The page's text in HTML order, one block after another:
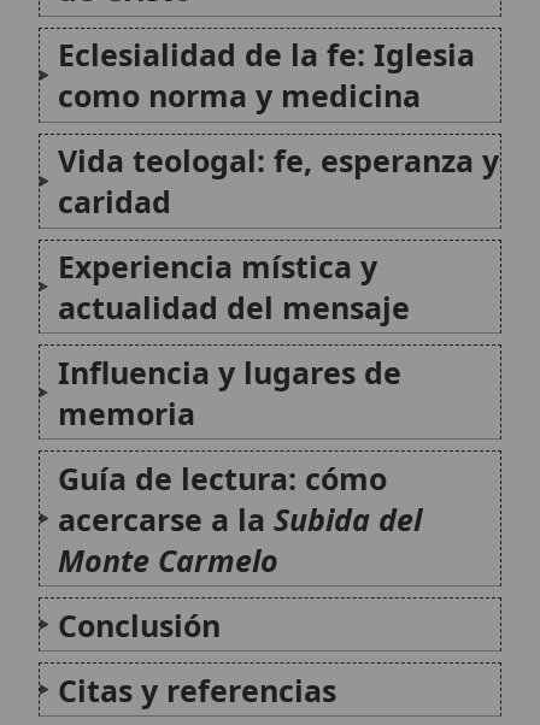
Guía de lectura: cómo
acercarse a laSubida del
Monte Carmelo
Conclusión
Citas y referencias
Modificado el 12 de mayo de 2026 • FideScore™ 8.31• 53 visitas •
Citar este artículo• Paq. Scorm (LMS)• Sugerir mejora•Compartir
artículo•Imprimir artículo•Generar QR•Instalar aplicación
Nuestra Señora del Monte Carmelo
Nuestra Señora del Monte Carmelo es una
advocación mariana venerada en la Iglesia
Católica, ligada a la Orden de los Carmelitas.
Su festividad se celebra el 16 de julio. Esta
devoción se centra en la especial protección y
guía de...
Santa María del Monte Carmelo Rendiles
Santa María del Monte Carmelo Rendiles
Martínez (1903-1977) fue una religiosa
venezolana, conocida por su vida de entrega
total a Cristo en la Eucaristía y por su servicio
materno a los pobres, enfermos y sacerdotes.
Su testimonio cristiano desembocó en...